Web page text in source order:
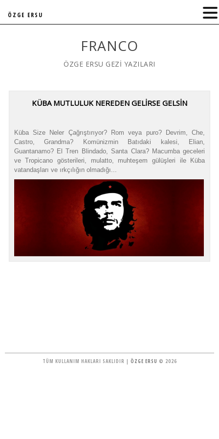
FRANCO
ÖZGE ERSU GEZİ YAZILARI
KÜBA MUTLULUK NEREDEN GELİRSE GELSİN
Küba Size Neler Çağrıştırıyor? Rom veya puro? Devrim, Che,
Castro, Grandma? Komünizmin Batıdaki kalesi, Elian,
Guantanamo? El Tren Blindado, Santa Clara? Macumba geceleri
ve Tropicano gösterileri, mulatto, muhteşem gülüşleri ile Küba
vatandaşları ve ırkçılığın olmadığı...
TÜM KULLANIM HAKLARI SAKLIDIR | ÖZGE ERSU © 2026
ÖZGE ERSU